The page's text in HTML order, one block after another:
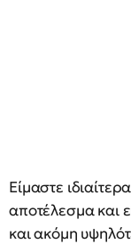
Είμαστε
αποτέλεσμα και
και ακόμη